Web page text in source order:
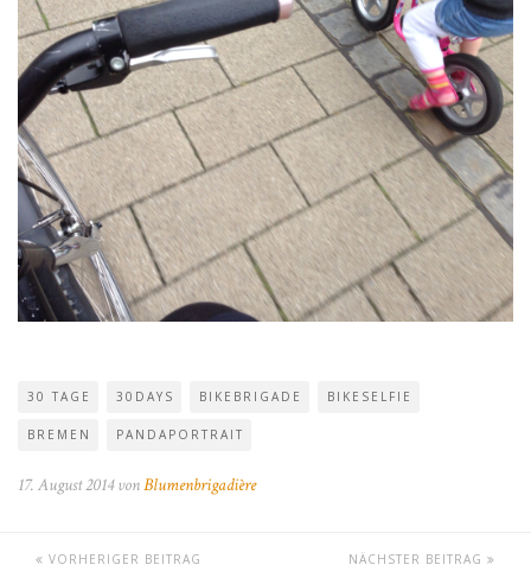
30 TAGE 30DAYS BIKEBRIGADE BIKESELFIE
BREMEN PANDAPORTRAIT
17. August 2014 vonBlumenbrigadière
VORHERIGER BEITRAG NÄCHSTER BEITRAG